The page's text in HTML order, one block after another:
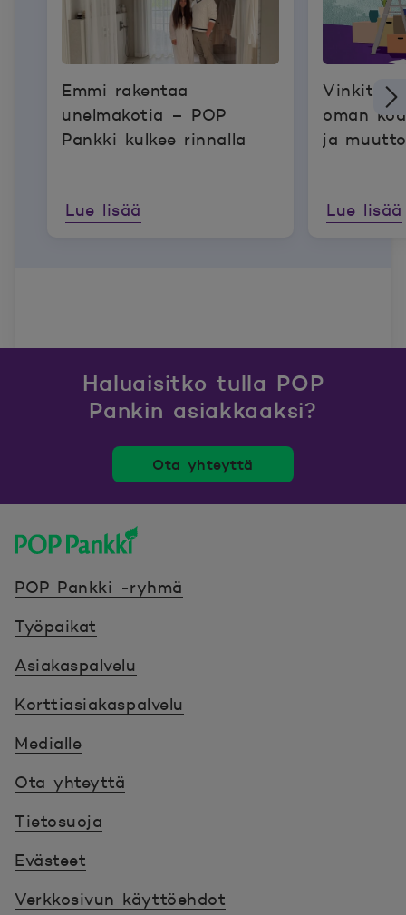
Emmi rakentaa
unelmakotia – POP
Pankki kulkee rinnalla
Lue lisää
Vinkit
oman
ja
Lue lisää
Haluaisitko tulla POP
Pankin asiakkaaksi?
Ota yhteyttä
POP Pankki -ryhmä
Työpaikat
Asiakaspalvelu
Korttiasiakaspalvelu
Medialle
Ota yhteyttä
Tietosuoja
Evästeet
Verkkosivun käyttöehdot